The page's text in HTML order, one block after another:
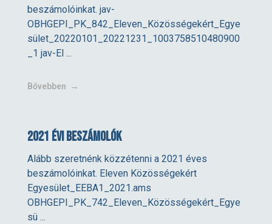
beszámolóinkat. jav-
OBHGEPI_PK_842_Eleven_Közösségekért_Egye
sület_20220101_20221231_1003758510480900
_1 jav-El ...
Bővebben
2021 évi beszámolók
Alább szeretnénk közzétenni a 2021 éves
beszámolóinkat. Eleven Közösségekért
Egyesület_EEBA1_2021.ams
OBHGEPI_PK_742_Eleven_Közösségekért_Egye
sü ...